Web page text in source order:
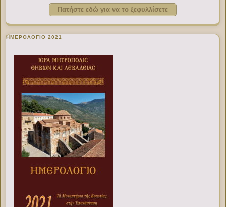
Πατήστε εδώ για να το ξεφυλλίσετε
ΗΜΕΡΟΛΟΓΙΟ 2021